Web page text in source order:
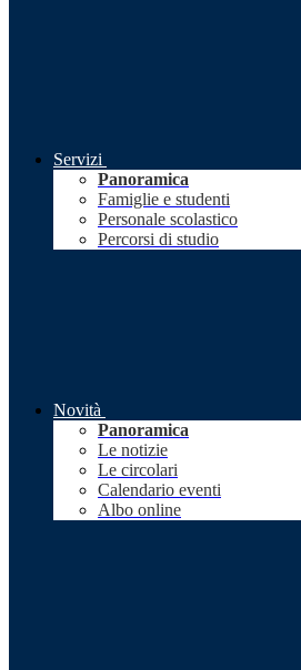
Servizi
Panoramica
Famiglie e studenti
Personale scolastico
Percorsi di studio
Novità
Panoramica
Le notizie
Le circolari
Calendario eventi
Albo online